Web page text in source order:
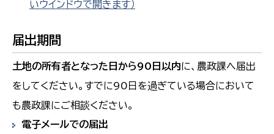
いウインドウで開きます）
届出期間
土地の所有者となった日から90日以内に、農政課へ届出
をしてください。すでに90日を過ぎている場合において
も農政課にご相談ください。
電子メールでの届出